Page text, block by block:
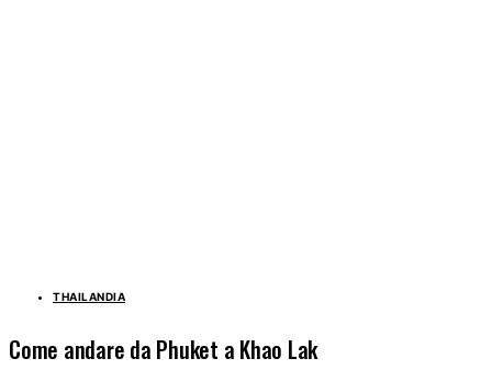
THAILANDIA
Come andare da Phuket a Khao Lak